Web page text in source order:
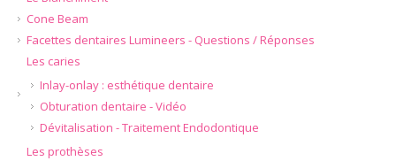
Cone Beam
Facettes dentaires Lumineers - Questions / Réponses
Les caries
Inlay-onlay : esthétique dentaire
Obturation dentaire - Vidéo
Dévitalisation - Traitement Endodontique
Les prothèses